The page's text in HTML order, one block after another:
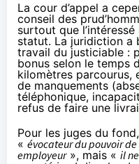
La cour d’appel a
conseil des
surtout que
statut. La juridiction a
travail du justiciable :
bonus selon le temps
kilomètres parcourus,
de manquements
téléphonique,
refus de faire une
Pour les juges du
« évocateur du pouvoir
employeur», mais « il